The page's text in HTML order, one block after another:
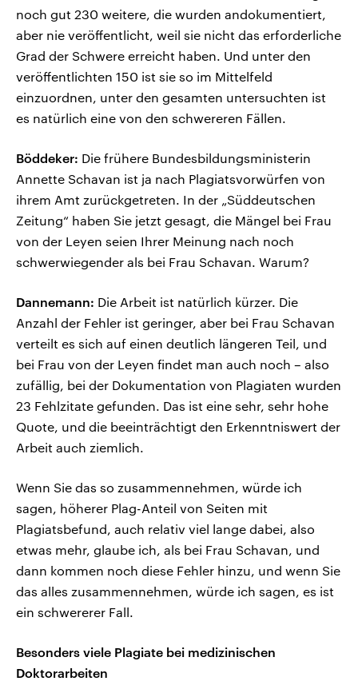
noch gut 230 weitere, die wurden andokumentiert,
aber nie veröffentlicht, weil sie nicht das erforderliche
Grad der Schwere erreicht haben. Und unter den
veröffentlichten 150 ist sie so im Mittelfeld
einzuordnen, unter den gesamten untersuchten ist
es natürlich eine von den schwereren Fällen.
Böddeker: Die frühere Bundesbildungsministerin
Annette Schavan ist ja nach Plagiatsvorwürfen von
ihrem Amt zurückgetreten. In der „Süddeutschen
Zeitung“ haben Sie jetzt gesagt, die Mängel bei Frau
von der Leyen seien Ihrer Meinung nach noch
schwerwiegender als bei Frau Schavan. Warum?
Dannemann: Die Arbeit ist natürlich kürzer. Die
Anzahl der Fehler ist geringer, aber bei Frau Schavan
verteilt es sich auf einen deutlich längeren Teil, und
bei Frau von der Leyen findet man auch noch – also
zufällig, bei der Dokumentation von Plagiaten wurden
23 Fehlzitate gefunden. Das ist eine sehr, sehr hohe
Quote, und die beeinträchtigt den Erkenntniswert der
Arbeit auch ziemlich.
Wenn Sie das so zusammennehmen, würde ich
sagen, höherer Plag-Anteil von Seiten mit
Plagiatsbefund, auch relativ viel lange dabei, also
etwas mehr, glaube ich, als bei Frau Schavan, und
dann kommen noch diese Fehler hinzu, und wenn Sie
das alles zusammennehmen, würde ich sagen, es ist
ein schwererer Fall.
Besonders viele Plagiate bei medizinischen
Doktorarbeiten